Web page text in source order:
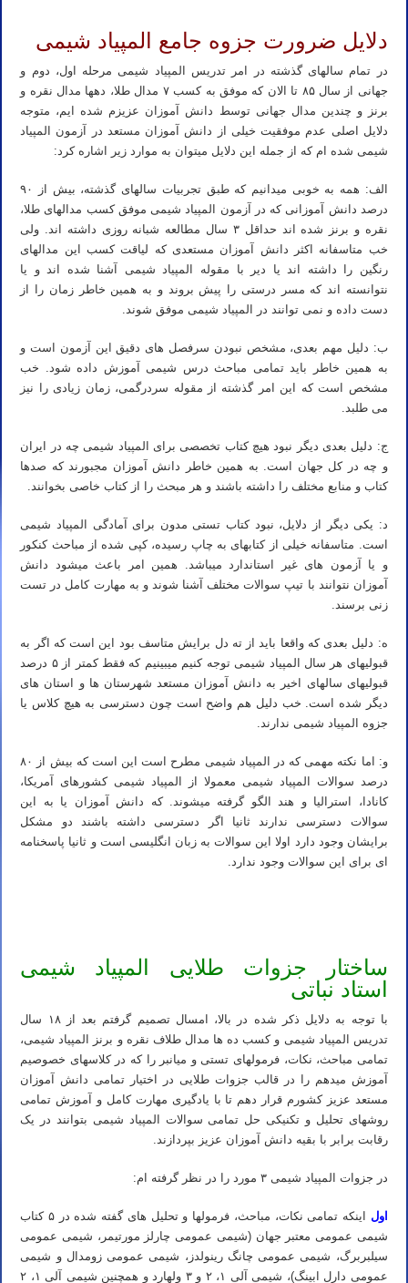
دلایل ضرورت جزوه جامع المپیاد شیمی
در تمام سالهای گذشته در امر تدریس المپیاد شیمی مرحله اول، دوم و
جهانی از سال ۸۵ تا الان که موفق به کسب ۷ مدال طلا، دهها مدال نقره و
برنز و چندین مدال جهانی توسط دانش آموزان عزیزم شده ایم، متوجه
دلایل اصلی عدم موفقیت خیلی از دانش آموزان مستعد در آزمون المپیاد
شیمی شده ام که از جمله این دلایل میتوان به موارد زیر اشاره کرد:
الف: همه به خوبی میدانیم که طبق تجربیات سالهای گذشته، بیش از ۹۰
درصد دانش آموزانی که در آزمون المپیاد شیمی موفق کسب مدالهای طلا،
نقره و برنز شده اند حداقل ۳ سال مطالعه شبانه روزی داشته اند. ولی
خب متاسفانه اکثر دانش آموزان مستعدی که لیاقت کسب این مدالهای
رنگین را داشته اند یا دیر با مقوله المپیاد شیمی آشنا شده اند و یا
نتوانسته اند که مسر درستی را پیش بروند و به همین خاطر زمان را از
دست داده و نمی توانند در المپیاد شیمی موفق شوند.
ب: دلیل مهم بعدی، مشخص نبودن سرفصل های دقیق این آزمون است و
به همین خاطر باید تمامی مباحث درس شیمی آموزش داده شود. خب
مشخص است که این امر گذشته از مقوله سردرگمی، زمان زیادی را نیز
می طلبد.
ج: دلیل بعدی دیگر نبود هیچ کتاب تخصصی برای المپیاد شیمی چه در ایران
و چه در کل جهان است. به همین خاطر دانش آموزان مجبورند که صدها
کتاب و منابع مختلف را داشته باشند و هر مبحث را از کتاب خاصی بخوانند.
د: یکی دیگر از دلایل، نبود کتاب تستی مدون برای آمادگی المپیاد شیمی
است. متاسفانه خیلی از کتابهای به چاپ رسیده، کپی شده از مباحث کنکور
و یا آزمون های غیر استاندارد میباشد. همین امر باعث میشود دانش
آموزان نتوانند با تیپ سوالات مختلف آشنا شوند و به مهارت کامل در تست
زنی برسند.
ه: دلیل بعدی که واقعا باید از ته دل برایش متاسف بود این است که اگر به
قبولیهای هر سال المپیاد شیمی توجه کنیم میبینیم که فقط کمتر از ۵ درصد
قبولیهای سالهای اخیر به دانش آموزان مستعد شهرستان ها و استان های
دیگر شده است. خب دلیل هم واضح است چون دسترسی به هیچ کلاس یا
جزوه المپیاد شیمی ندارند.
و: اما نکته مهمی که در المپیاد شیمی مطرح است این است که بیش از ۸۰
درصد سوالات المپیاد شیمی معمولا از المپیاد شیمی کشورهای آمریکا،
کانادا، استرالیا و هند الگو گرفته میشوند. که دانش آموزان یا به این
سوالات دسترسی ندارند ثانیا اگر دسترسی داشته باشند دو مشکل
برایشان وجود دارد اولا این سوالات به زبان انگلیسی است و ثانیا پاسخنامه
ای برای این سوالات وجود ندارد.
ساختار جزوات طلایی المپیاد شیمی
استاد نباتی
با توجه به دلایل ذکر شده در بالا، امسال تصمیم گرفتم بعد از ۱۸ سال
تدریس المپیاد شیمی و کسب ده ها مدال طلاف نقره و برنز المپیاد شیمی،
تمامی مباحث، نکات، فرمولهای تستی و میانبر را که در کلاسهای خصوصیم
آموزش میدهم را در قالب جزوات طلایی در اختیار تمامی دانش آموزان
مستعد عزیز کشورم قرار دهم تا با یادگیری مهارت کامل و آموزش تمامی
روشهای تحلیل و تکنیکی حل تمامی سوالات المپیاد شیمی بتوانند در یک
رقابت برابر با بقیه دانش آموزان عزیز بپردازند.
در جزوات المپیاد شیمی ۳ مورد را در نظر گرفته ام:
اول
اینکه تمامی نکات، مباحث، فرمولها و تحلیل های گفته شده در ۵ کتاب
شیمی عمومی معتبر جهان (شیمی عمومی چارلز مورتیمر، شیمی عمومی
سیلبربرگ، شیمی عمومی چانگ رینولدز، شیمی عمومی زومدال و شیمی
عمومی دارل ابینگ)، شیمی آلی ۱، ۲ و ۳ ولهارد و همچنین شیمی آلی ۱، ۲